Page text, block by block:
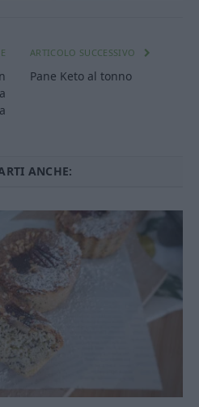
ARTICOLO SUCCESSIVO
Pane Keto al tonno
ANCHE: